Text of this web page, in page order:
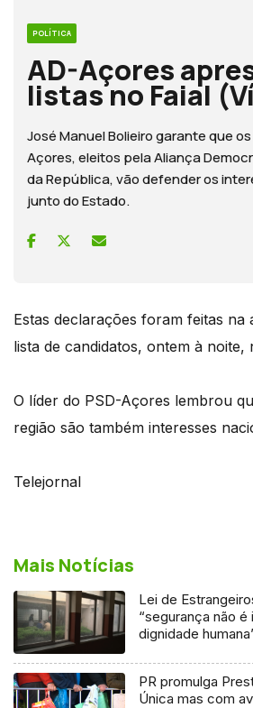
POLÍTICA
AD-Açores
listas no Faial
José Manuel Bolieiro garante que
Açores, eleitos pela Aliança
da República, vão defender os
junto do Estado.
Estas declarações foram feitas na
lista de candidatos, ontem à noite,
O líder do PSD-Açores lembrou
região são também interesses
Telejornal
Mais Notícias
Lei de
“segurança não
dignidade
PR promulga
Única mas com